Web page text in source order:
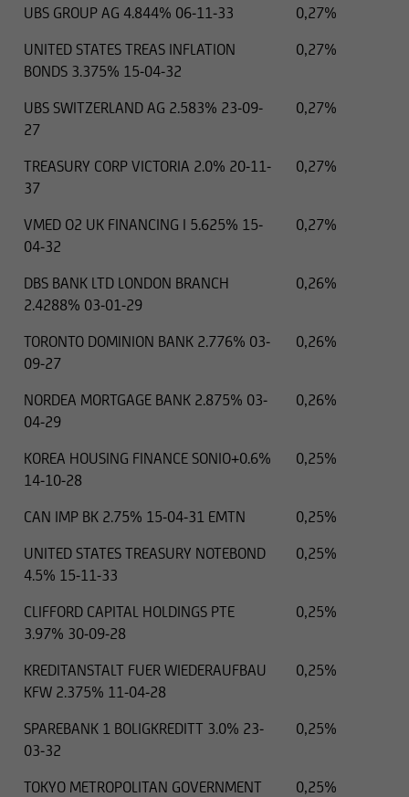
UBS GROUP AG 4.844% 06-11-33
0,27%
UNITED STATES TREAS INFLATION
BONDS 3.375% 15-04-32
0,27%
UBS SWITZERLAND AG 2.583% 23-09-
27
0,27%
TREASURY CORP VICTORIA 2.0% 20-11-
37
0,27%
VMED O2 UK FINANCING I 5.625% 15-
04-32
0,27%
DBS BANK LTD LONDON BRANCH
2.4288% 03-01-29
0,26%
TORONTO DOMINION BANK 2.776% 03-
09-27
0,26%
NORDEA MORTGAGE BANK 2.875% 03-
04-29
0,26%
KOREA HOUSING FINANCE SONIO+0.6%
14-10-28
0,25%
CAN IMP BK 2.75% 15-04-31 EMTN
0,25%
UNITED STATES TREASURY NOTEBOND
4.5% 15-11-33
0,25%
CLIFFORD CAPITAL HOLDINGS PTE
3.97% 30-09-28
0,25%
KREDITANSTALT FUER WIEDERAUFBAU
KFW 2.375% 11-04-28
0,25%
SPAREBANK 1 BOLIGKREDITT 3.0% 23-
03-32
0,25%
TOKYO METROPOLITAN GOVERNMENT
0,25%